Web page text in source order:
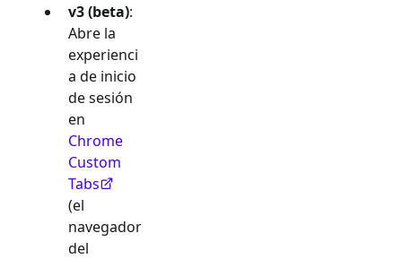
v3 (beta):
Abre la
experienci
a de inicio
de sesión
en
Chrome
Custom
Tabs
(el
navegador
del